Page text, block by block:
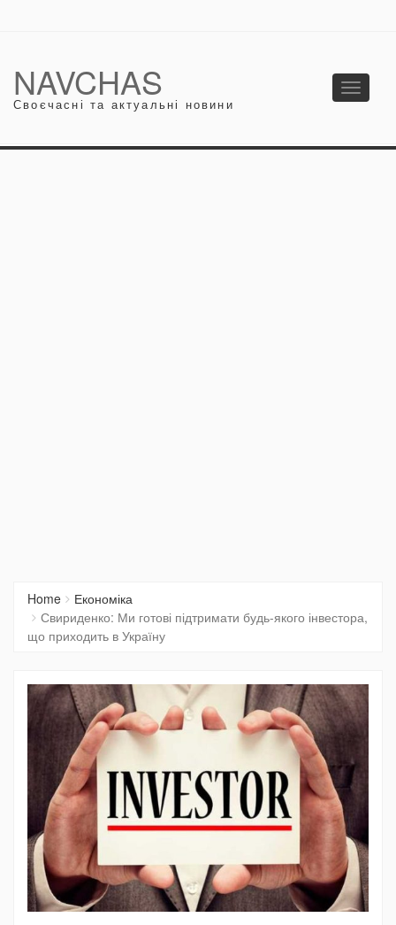
NAVCHAS
Своєчасні та актуальні новини
Toggle
Home
Економіка
Свириденко: Ми готові підтримати будь-якого інвестора,
що приходить в Україну